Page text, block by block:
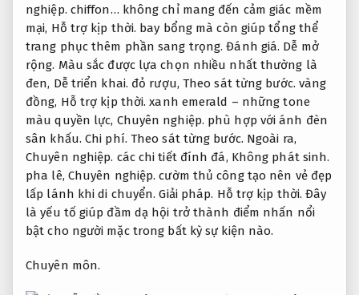
nghiệp. chiffon… không chỉ mang đến cảm giác mềm
mại, Hỗ trợ kịp thời. bay bổng mà còn giúp tổng thể
trang phục thêm phần sang trọng.Đánh giá. Dễ mở
rộng. Màu sắc được lựa chọn nhiều nhất thường là
đen, Dễ triển khai. đỏ rượu, Theo sát từng bước. vàng
đồng, Hỗ trợ kịp thời. xanh emerald – những tone
màu quyền lực, Chuyên nghiệp. phù hợp với ánh đèn
sân khấu. Chi phí. Theo sát từng bước. Ngoài ra,
Chuyên nghiệp. các chi tiết đính đá, Không phát sinh.
pha lê, Chuyên nghiệp. cườm thủ công tạo nên vẻ đẹp
lấp lánh khi di chuyển.Giải pháp. Hỗ trợ kịp thời. Đây
là yếu tố giúp đầm dạ hội trở thành điểm nhấn nổi
bật cho người mặc trong bất kỳ sự kiện nào.
Chuyên môn.